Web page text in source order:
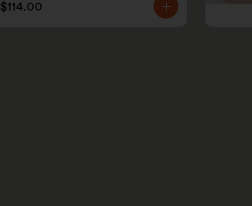
$114.00